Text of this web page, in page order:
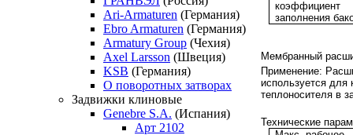
Ari-Armaturen (Германия)
Ebro Armaturen (Германия)
Armatury Group (Чехия)
Axel Larsson (Швеция)
KSB (Германия)
О поворотных затворах
Задвижки клиновые
Genebre S.A. (Испания)
Арт 2102
коэффициент
заполнения
Мембранный
Применение:
используется для
теплоносителя в
Технические